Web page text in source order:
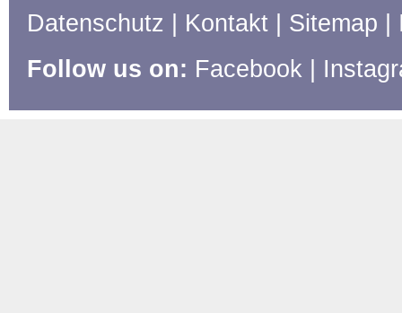
Datenschutz
Kontakt Sitemap
Follow us on: Facebook